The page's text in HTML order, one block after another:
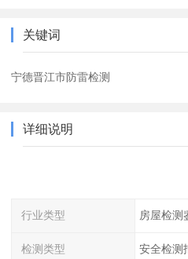
关键词
宁德晋江市防雷检测
详细说明
行业类型
检测类型 安全检测